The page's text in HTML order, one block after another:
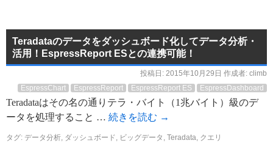
Teradataのデータをダッシュボード化してデータ分析・
活用！EspressReport ESとの連携可能！
投稿日: 2015年10月29日 作成者: climb
EspressChart
EspressReport EspressReport ES EspressDashboard
Teradataはその名の通りテラ・バイト（1兆バイト）級のデ
ータを処理すること … 続きを読む →
タグ: データ分析, ダッシュボード, ビッグデータ , Teradata, クエリ